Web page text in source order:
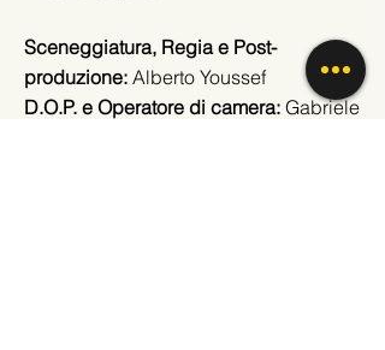
Sceneggiatura, Regia e Post-
produzione: Alberto Youssef
D.O.P. e Operatore di camera: Gabriele